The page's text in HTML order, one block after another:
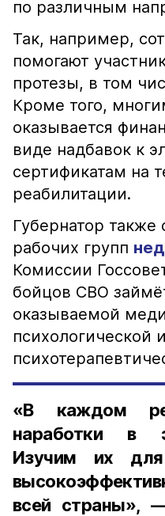
по различным
Так, например,
помогают
протезы, в том
Кроме того,
оказывается
виде надбавок к
сертификатам на
реабилитации.
Губернатор также
рабочих групп
Комиссии
бойцов СВО
оказываемой
психологической и
«В каждом
наработки в
Изучим их
всей страны»,